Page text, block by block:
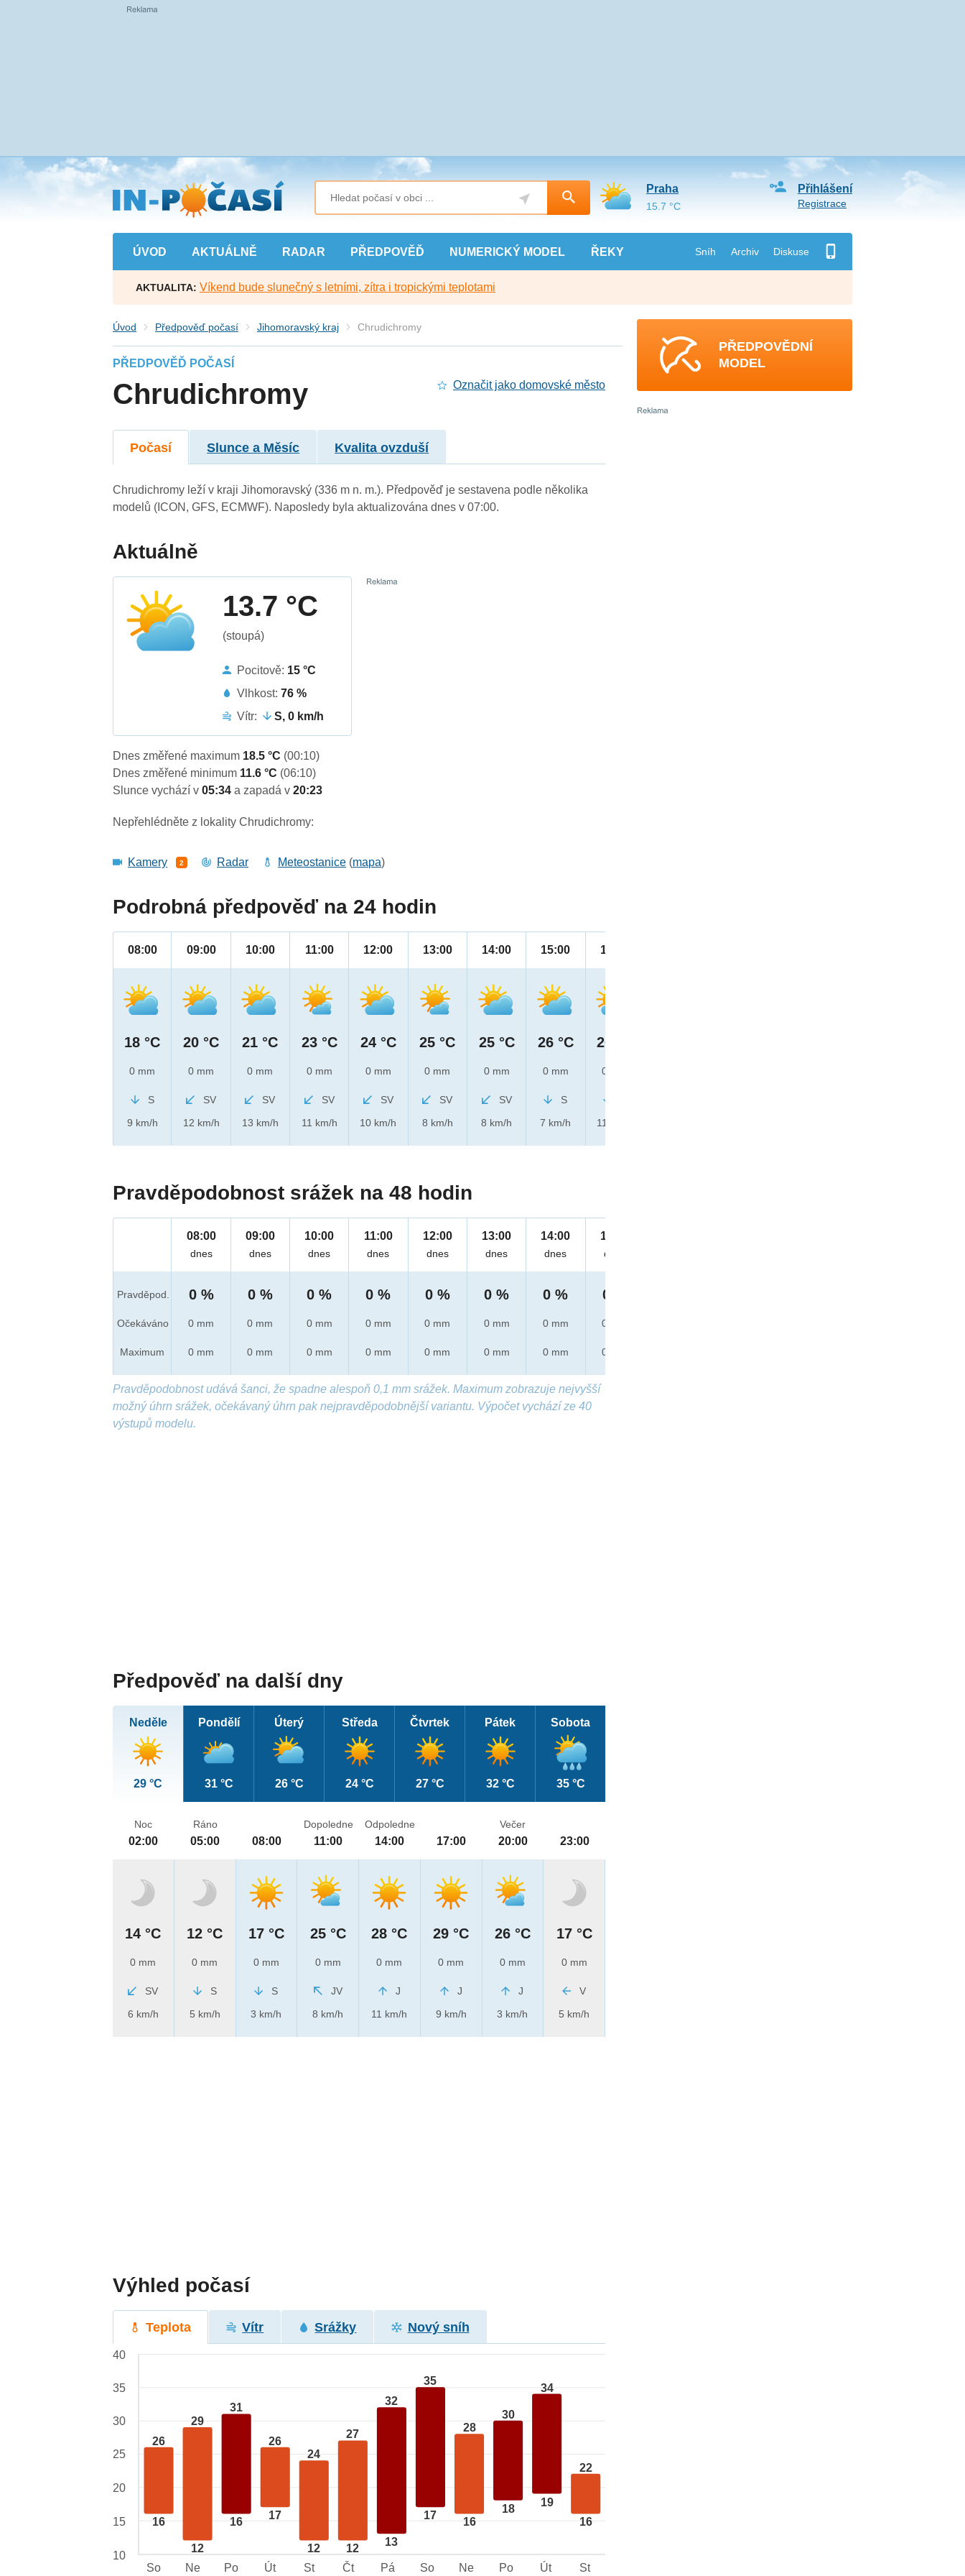
Přejít
na
hlavní
obsah
ÚVOD AKTUÁLNĚ RADAR PŘEDPOVĚĎ NUMERICKÝ MODEL ŘEKY Sníh Archiv Diskuse
Přihlášení
Registrace
Praha
15.7 °C
AKTUALITA: Víkend bude slunečný s letními, zítra i tropickými teplotami
Úvod Předpověď počasí Jihomoravský kraj Chrudichromy
PŘEDPOVĚĎ POČASÍ
Chrudichromy Označit jako domovské město
Počasí Slunce a Měsíc Kvalita ovzduší
Chrudichromy leží v kraji Jihomoravský (336 m n. m.). Předpověď je sestavena podle několika
modelů (ICON, GFS, ECMWF). Naposledy byla aktualizována dnes v 07:00.
Aktuálně
13.7 °C
(stoupá)
Pocitově: 15 °C
Vlhkost:76 %
Vítr:
S, 0 km/h
Dnes změřené maximum 18.5 °C (00:10)
Dnes změřené minimum 11.6 °C (06:10)
Slunce vychází v05:34a zapadá v20:23
Nepřehlédněte z lokality Chrudichromy:
Kamery 2 Radar Meteostanice (mapa)
Podrobná předpověď na 24 hodin
08:00
18 °C
0 mm
S
9 km/h
09:00
20 °C
0 mm
SV
12 km/h
10:00
21 °C
0 mm
SV
13 km/h
11:00
23 °C
0 mm
SV
11 km/h
12:00
24 °C
0 mm
SV
10 km/h
13:00
25 °C
0 mm
SV
8 km/h
14:00
25 °C
0 mm
SV
8 km/h
15:00
26 °C
0 mm
S
7 km/h
16:00
26 °C
0 mm
11 km/h
Pravděpodobnost srážek na 48 hodin
Pravděpod.
Očekáváno
Maximum
08:00
dnes
0 %
0 mm
0 mm
09:00
dnes
0 %
0 mm
0 mm
10:00
dnes
0 %
0 mm
0 mm
11:00
dnes
0 %
0 mm
0 mm
12:00
dnes
0 %
0 mm
0 mm
13:00
dnes
0 %
0 mm
0 mm
14:00
dnes
0 %
0 mm
0 mm
15:00
dnes
0 %
0 mm
0 mm
Pravděpodobnost udává šanci, že spadne alespoň 0,1 mm srážek. Maximum zobrazuje nejvyšší
možný úhrn srážek, očekávaný úhrn pak nejpravděpodobnější variantu. Výpočet vychází ze 40
výstupů modelu.
Předpověď na další dny
Neděle
29 °C
Pondělí
31 °C
Úterý
26 °C
Středa
24 °C
Čtvrtek
27 °C
Pátek
32 °C
Sobota
35 °C
Noc
02:00
14 °C
0 mm
SV
6 km/h
Ráno
05:00
12 °C
0 mm
S
5 km/h
08:00
17 °C
0 mm
S
3 km/h
Dopoledne
11:00
25 °C
0 mm
JV
8 km/h
Odpoledne
14:00
28 °C
0 mm
J
11 km/h
17:00
29 °C
0 mm
J
9 km/h
Večer
20:00
26 °C
0 mm
J
3 km/h
23:00
17 °C
0 mm
V
5 km/h
Výhled počasí
Teplota Vítr Srážky Nový sníh
26
16
29
12
31
16
26
17
24
12
27
12
32
13
35
17
28
16
30
18
34
19
22
16
40
35
30
25
20
15
10
So
Ne Po Út St Čt Pá So Ne Po Út St
PŘEDPOVĚDNÍ
MODEL